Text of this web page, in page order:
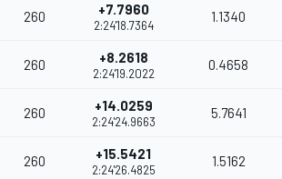
260 +7.7960
2:24'18.7364
1.1340
260 +8.2618
2:24'19.2022
0.4658
260 +14.0259
2:24'24.9663
5.7641
260 +15.5421
2:24'26.4825
1.5162